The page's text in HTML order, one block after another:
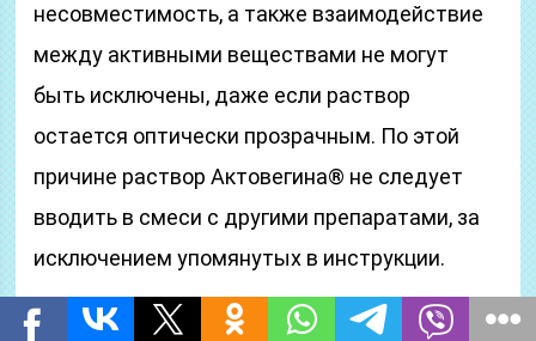
несовместимость, а также взаимодействие
между активными веществами не могут
быть исключены, даже если раствор
остается оптически прозрачным. По этой
причине раствор Актовегина® не следует
вводить в смеси с другими препаратами, за
исключением упомянутых в инструкции.
Раствор для инъекций имеет желтоватый